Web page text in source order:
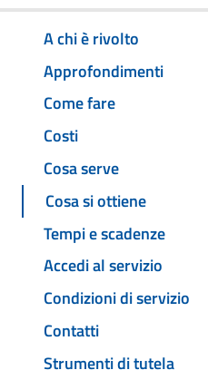
A chi è rivolto
Approfondimenti
Come fare
Costi
Cosa serve
Cosa si ottiene
Tempi e scadenze
Accedi al servizio
Condizioni di servizio
Contatti
Strumenti di tutela